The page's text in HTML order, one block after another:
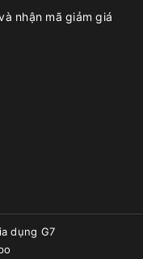
nhận mã giảm giá
dụng G7